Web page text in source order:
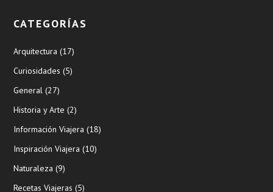
CATEGORÍAS
Arquitectura (17)
Curiosidades (5)
General (27)
Historia y Arte (2)
Información Viajera (18)
Inspiración Viajera (10)
Naturaleza (9)
Recetas Viajeras (5)